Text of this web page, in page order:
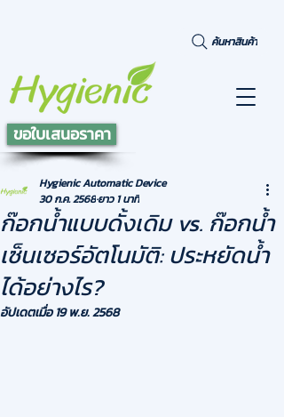
ค้นหาสินค้า
ขอใบเสนอราคา
ก๊อกน้ำแบบดั้งเดิม vs. ก๊อกน้ำ
เซ็นเซอร์อัตโนมัติ: ประหยัดน้ำ
ได้อย่างไร?
Hygienic Automatic Device
30 ก.ค. 2568ยาว 1 นาที
อัปเดตเมื่อ19 พ.ย. 2568